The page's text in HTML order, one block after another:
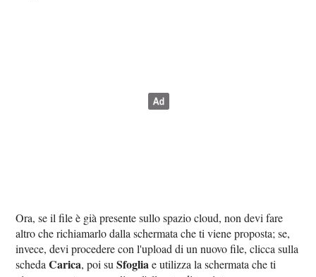
Ora, se il file è già presente sullo spazio cloud, non devi fare
altro che richiamarlo dalla schermata che ti viene proposta; se,
invece, devi procedere con l'upload di un nuovo file, clicca sulla
schedaCarica, poi suSfogliae utilizza la schermata che ti